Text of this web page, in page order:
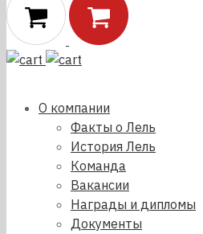
О компании
Факты о Лель
История Лель
Команда
Вакансии
Награды и дипломы
Документы